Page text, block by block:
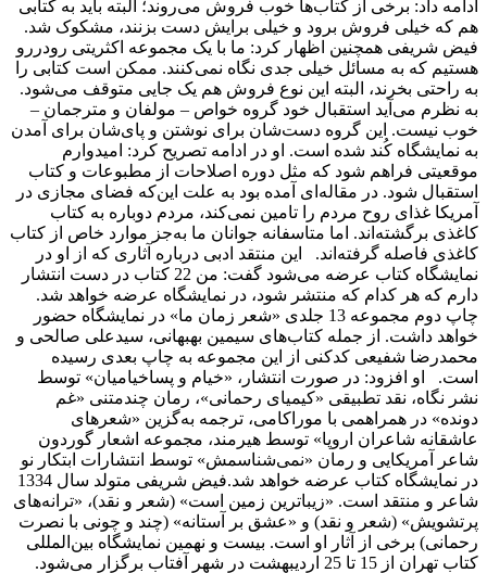
ادامه داد: برخی از کتاب‌ها خوب فروش می‌روند؛ البته باید به کتابی
هم که خیلی فروش برود و خیلی برایش دست بزنند، مشکوک شد.
فیض شریفی همچنین اظهار کرد: ما با یک مجموعه اکثریتی رودررو
هستیم که به مسائل خیلی جدی نگاه نمی‌کنند. ممکن است کتابی را
به راحتی بخرند، البته این نوع فروش هم یک جایی متوقف می‌شود.
به نظرم می‌آید استقبال خود گروه خواص – مولفان و مترجمان –
خوب نیست. این گروه دست‌شان برای نوشتن و پای‌شان برای آمدن
به نمایشگاه کُند شده است. او در ادامه تصریح کرد: امیدوارم
موقعیتی فراهم شود که مثل دوره اصلاحات از مطبوعات و کتاب
استقبال شود. در مقاله‌ای آمده بود به علت این‌که فضای مجازی در
آمریکا غذای روح مردم را تامین نمی‌کند، مردم دوباره به کتاب
کاغذی برگشته‌اند. اما متاسفانه جوانان ما به‌جز موارد خاص از کتاب
کاغذی فاصله گرفته‌اند. این منتقد ادبی درباره آثاری که از او در
نمایشگاه کتاب عرضه می‌شود گفت: من 22 کتاب در دست انتشار
دارم که هر کدام که منتشر شود، در نمایشگاه عرضه خواهد شد.
چاپ دوم مجموعه 13 جلدی «شعر زمان ما» در نمایشگاه حضور
خواهد داشت. از جمله کتاب‌های سیمین بهبهانی، سیدعلی صالحی و
محمدرضا شفیعی کدکنی از این مجموعه به چاپ بعدی رسیده
است. او افزود: در صورت انتشار، «خیام و پساخیامیان» توسط
نشر نگاه، نقد تطبیقی «کیمیای رحمانی»، رمان چندمتنی «غم
دونده» در همراهمی با موراکامی، ترجمه به‌گزین «شعرهای
عاشقانه شاعران اروپا» توسط هیرمند، مجموعه اشعار گوردون
شاعر آمریکایی و رمان «نمی‌شناسمش» توسط انتشارات ابتکار نو
در نمایشگاه کتاب عرضه خواهد شد.فیض شریفی متولد سال 1334
شاعر و منتقد است. «زیباترین زمین است» (شعر و نقد)، «ترانه‌های
پرتشویش» (شعر و نقد) و «عشق بر آستانه» (چند و چونی با نصرت
رحمانی) برخی از آثار او است. بیست و نهمین نمایشگاه بین‌المللی
کتاب تهران از 15 تا 25 اردیبهشت در شهر آفتاب برگزار می‌شود.